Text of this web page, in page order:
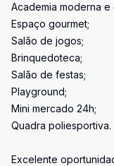
Academia moderna e
Espaço gourmet;
Salão de jogos;
Brinquedoteca;
Salão de festas;
Playground;
Mini mercado 24h;
Quadra poliesportiva.
Excelente